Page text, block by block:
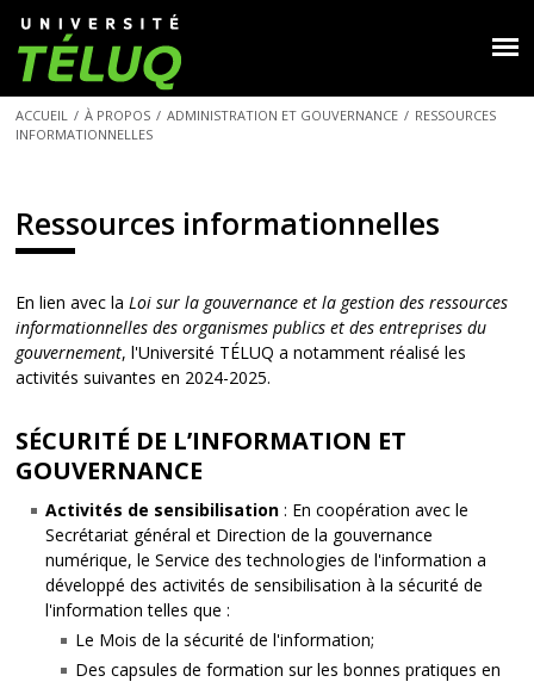
ACCUEIL / À PROPOS / ADMINISTRATION ET GOUVERNANCE / RESSOURCES
INFORMATIONNELLES
Ressources informationnelles
En lien avec laLoi sur la gouvernance et la gestion des ressources
informationnelles des organismes publics et des entreprises du
gouvernement, l'Université TÉLUQ a notamment réalisé les
activités suivantes en 2024-2025.
SÉCURITÉ DE L’INFORMATION ET
GOUVERNANCE
Activités de sensibilisation : En coopération avec le
Secrétariat général et Direction de la gouvernance
numérique, le Service des technologies de l'information a
développé des activités de sensibilisation à la sécurité de
l'information telles que :
Le Mois de la sécurité de l'information;
Des capsules de formation sur les bonnes pratiques en